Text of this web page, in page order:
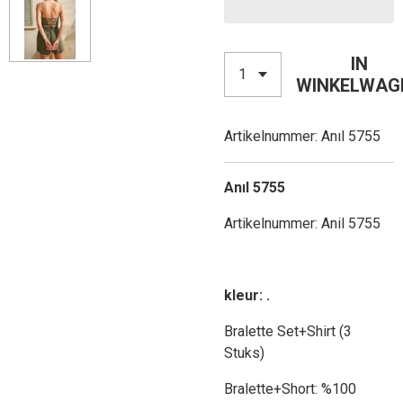
IN
Artikelnummer: Anıl 5755
Anıl 5755
Artikelnummer: Anil 5755
kleur: .
Bralette Set+Shirt (3
Stuks)
Bralette+Short: %100